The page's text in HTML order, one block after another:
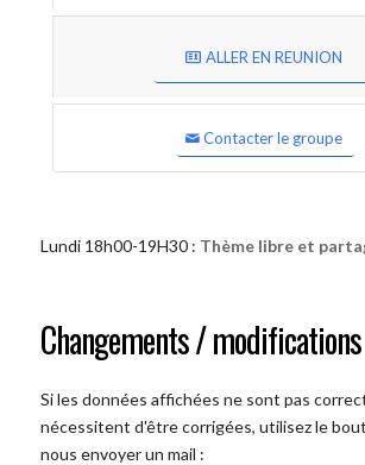
ALLER EN REUNION
Contacter le groupe
Lundi 18h00-19H30 : Thème libre et
Changements / modifications
Si les données affichées ne sont pas
nécessitent d'être corrigées, utilisez le
nous envoyer un mail :